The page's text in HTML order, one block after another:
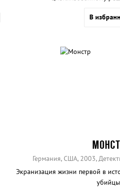
В
Германия, США, 2003,
Экранизация жизни первой в